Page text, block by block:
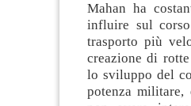
Mahan ha
influire sul
trasporto più
creazione di
lo sviluppo del
potenza militare,